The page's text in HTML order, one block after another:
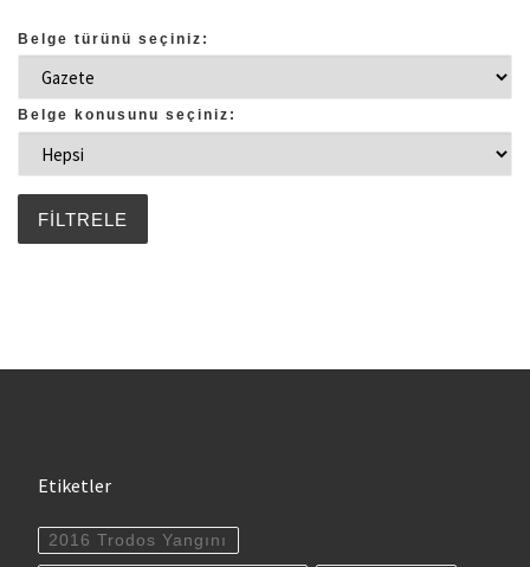
Belge türünü seçiniz:
Belge konusunu seçiniz:
Etiketler
2016 Trodos Yangını